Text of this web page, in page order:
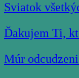
Sviatok
Ďakujem Ti,
Múr